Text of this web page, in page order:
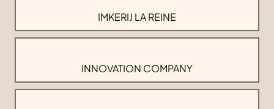
IMKERIJ LA REINE
INNOVATION COMPANY